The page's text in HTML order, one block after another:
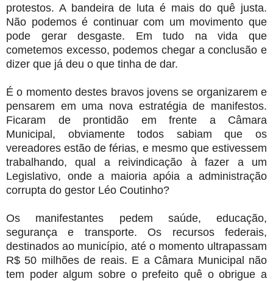
protestos. A bandeira de luta é mais do quê justa.
Não podemos é continuar com um movimento que
pode gerar desgaste. Em tudo na vida que
cometemos excesso, podemos chegar a conclusão e
dizer que já deu o que tinha de dar.
É o momento destes bravos jovens se organizarem e
pensarem em uma nova estratégia de manifestos.
Ficaram de prontidão em frente a Câmara
Municipal, obviamente todos sabiam que os
vereadores estão de férias, e mesmo que estivessem
trabalhando, qual a reivindicação à fazer a um
Legislativo, onde a maioria apóia a administração
corrupta do gestor Léo Coutinho?
Os manifestantes pedem saúde, educação,
segurança e transporte. Os recursos federais,
destinados ao município, até o momento ultrapassam
R$ 50 milhões de reais. E a Câmara Municipal não
tem poder algum sobre o prefeito quê o obrigue a